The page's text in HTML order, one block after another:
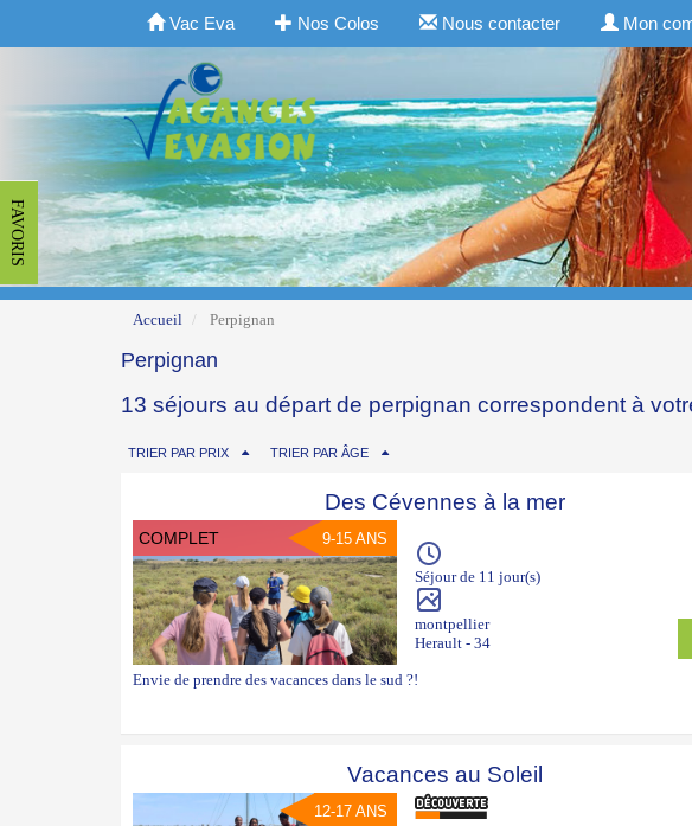
Vac Eva Nos Colos Nous contacter Mon
FAVORIS
Accueil Perpignan
Perpignan
13 séjours au départ de perpignan correspondent à
TRIER PAR PRIX TRIER PAR ÂGE
Des Cévennes à la mer
COMPLET 9-15 ANS
Séjour de 11 jour(s)
montpellier
Herault - 34
Envie de prendre des vacances dans le sud ?!
Vacances au Soleil
12-17 ANS